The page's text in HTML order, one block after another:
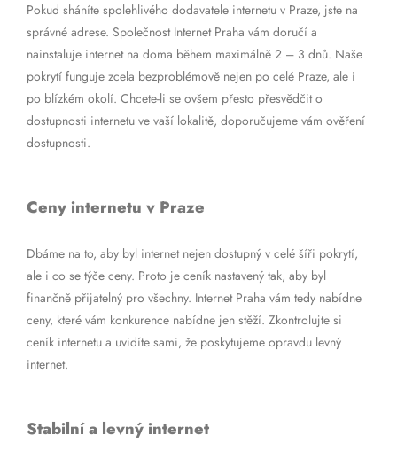
Pokud sháníte spolehlivého dodavatele internetu v Praze, jste na
správné adrese. Společnost Internet Praha vám doručí a
nainstaluje internet na doma během maximálně 2 – 3 dnů. Naše
pokrytí funguje zcela bezproblémově nejen po celé Praze, ale i
po blízkém okolí. Chcete-li se ovšem přesto přesvědčit o
dostupnosti internetu ve vaší lokalitě, doporučujeme vám ověření
dostupnosti.
Ceny internetu v Praze
Dbáme na to, aby byl internet nejen dostupný v celé šíři pokrytí,
ale i co se týče ceny. Proto je ceník nastavený tak, aby byl
finančně přijatelný pro všechny. Internet Praha vám tedy nabídne
ceny, které vám konkurence nabídne jen stěží. Zkontrolujte si
ceník internetu a uvidíte sami, že poskytujeme opravdu levný
internet.
Stabilní a levný internet